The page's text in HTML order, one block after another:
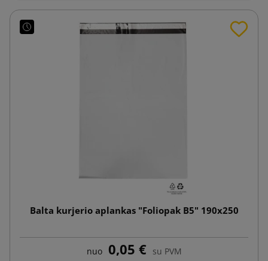
Balta kurjerio aplankas "Foliopak B5" 190x250
nuo 0,05 € su PVM